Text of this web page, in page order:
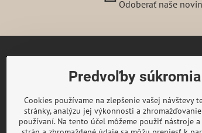
Odoberať naše
74253 Kunín 348
Telefon:+420 722 716 300
E-mail:objednavky@gaira.sk
Predvoľby súkromia
Cookies používame na zlepšenie vašej návštevy
stránky, analýzu jej výkonnosti a
používaní. Na tento účel môžeme použiť nástroje